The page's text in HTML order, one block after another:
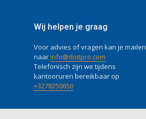
Wij helpen je graag
Voor advies of vragen kan je mailen
naarinfo@doitpro.com
Telefonisch zijn we tijdens
kantooruren bereikbaar op
+3278250650